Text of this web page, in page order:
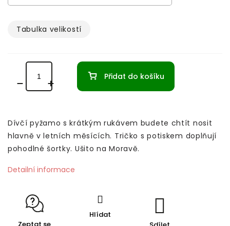
Tabulka velikostí­
Přidat do košíku
Dívčí pyžamo s krátkým rukávem budete chtít nosit
hlavně v letních měsících. Tričko s potiskem doplňují
pohodlné šortky. Ušito na Moravě.
Detailní informace
Hlídat